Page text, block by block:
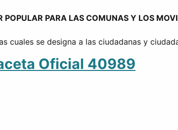
POPULAR PARA LAS COMUNAS Y LOS
cuales se designa a las ciudadanas y
Oficial 40989